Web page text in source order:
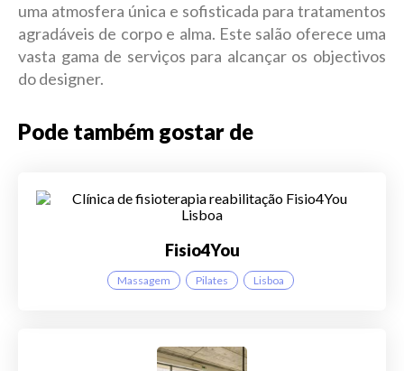
uma atmosfera única e sofisticada para tratamentos
agradáveis de corpo e alma. Este salão oferece uma
vasta gama de serviços para alcançar os objectivos
do designer.
Pode também gostar de
Fisio4You
Massagem Pilates Lisboa